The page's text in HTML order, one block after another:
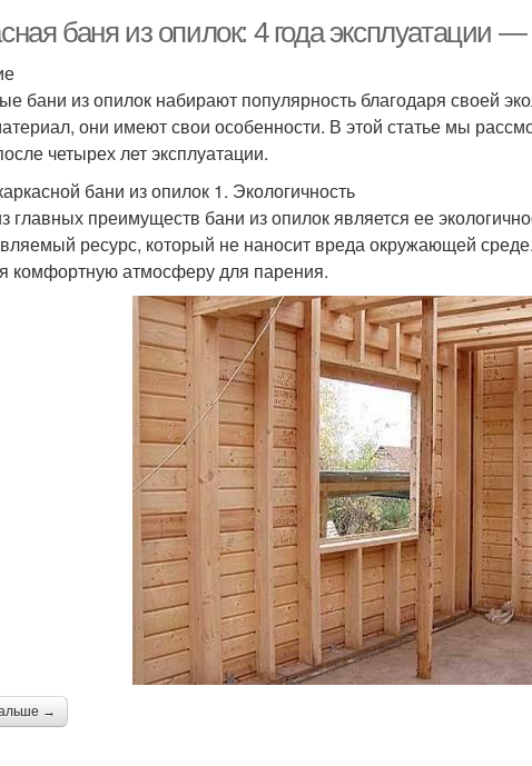
баня из опилок: 4 года
бани из опилок набирают популярность благодаря своей
они имеют свои особенности. В этой статье мы
четырех лет эксплуатации.
бани из опилок 1. Экологичность
главных преимуществ бани из опилок является ее
ресурс, который не наносит вреда окружающей
комфортную атмосферу для парения.
→